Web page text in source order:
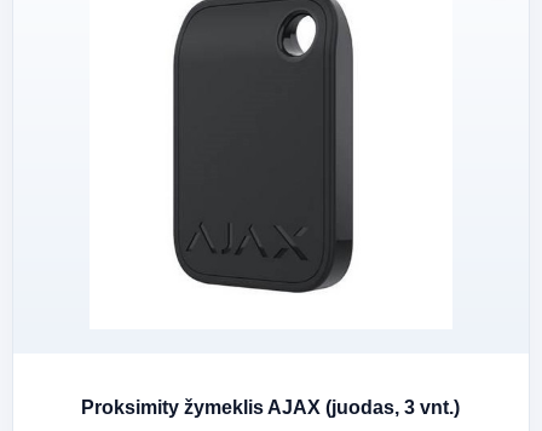
Proksimity žymeklis AJAX (juodas, 3 vnt.)